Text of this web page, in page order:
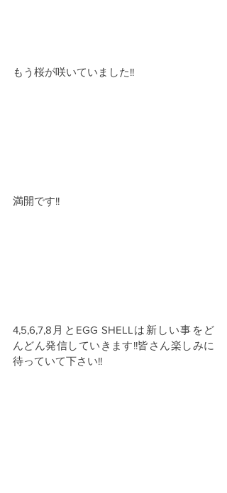
もう桜が咲いていました!!
満開です!!
4,5,6,7,8月とEGG SHELLは新しい事をど
んどん発信していきます!!皆さん楽しみに
待っていて下さい!!